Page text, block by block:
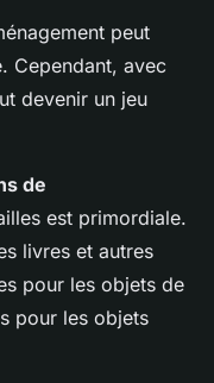
peut
Cependant, avec
devenir un jeu
de
est primordiale.
livres et autres
pour les objets de
pour les objets